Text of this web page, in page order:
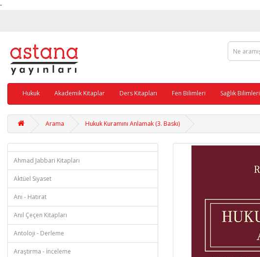
-
Hukuk Akademik Kitaplar Ders Kitapları Fen Bilimleri Sağlık Bilimleri
Arama Hukuk Kuramını Anlamak (3. Baskı)
Ahmad Jabbari Kitapları
Aktüel Siyaset
Anı - Hatırat
Anıl Çeçen Kitapları
Antoloji - Derleme
Araştırma - İnceleme